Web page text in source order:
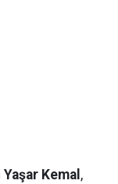
Yaşar Kemal ,